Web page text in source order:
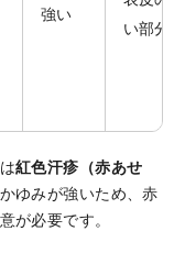
強い
い部分
紅色汗疹（赤あせ
ゆみが強いため、赤
が必要です。